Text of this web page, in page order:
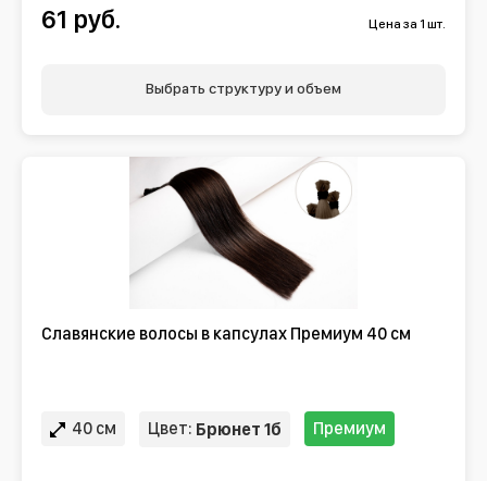
61 руб. Цена за 1 шт.
Выбрать структуру и объем
Славянские волосы в капсулах Премиум 40 см
40 см Цвет: Брюнет 1б Премиум